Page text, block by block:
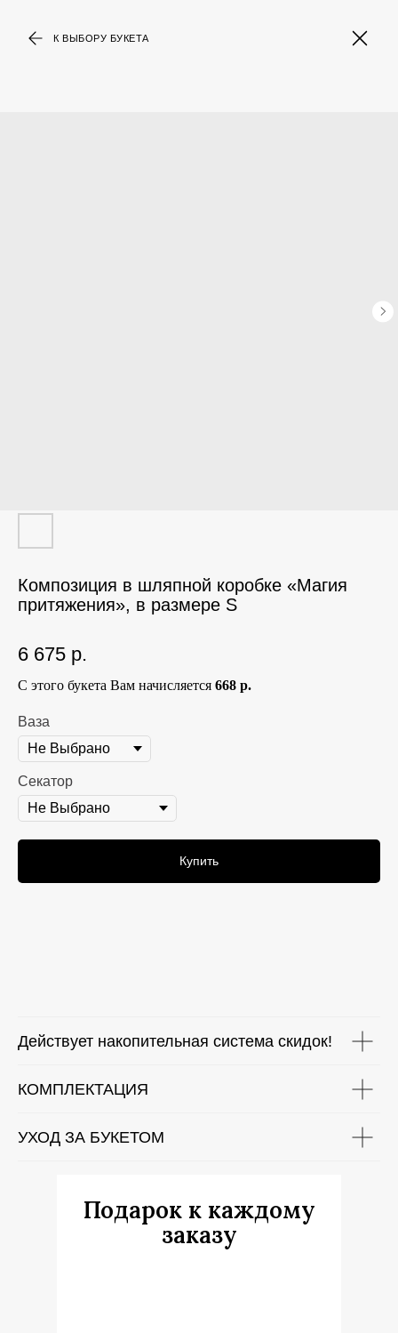
К ВЫБОРУ БУКЕТА
Композиция в шляпной коробке «Магия
притяжения», в размере S
6 675 р.
С этого букета Вам начисляется 668 р.
Ваза
Секатор
Купить
Действует накопительная система скидок!
КОМПЛЕКТАЦИЯ
УХОД ЗА БУКЕТОМ
Подарок к каждому
заказу